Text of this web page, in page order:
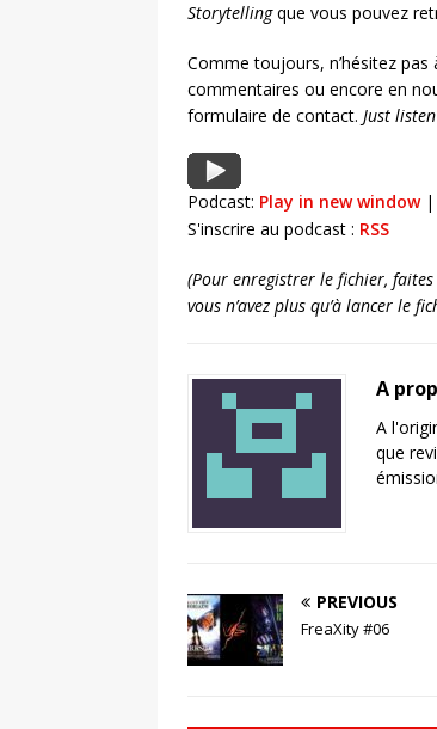
Storytellingque vous pouvez
Comme toujours, n’hésitez
commentaires ou encore en
formulaire de contact. Just
Podcast: Play in new window|
S'inscrire au podcast : RSS
(Pour enregistrer le fichier,
vous n’avez plus qu’à lancer le
A
A
que
PREVIOUS
FreaXity #06